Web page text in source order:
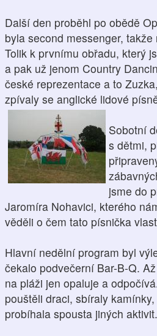
Další den proběhl po obědě
byla second messenger,
Tolik k prvnímu obřadu, který
a pak už jenom Country
české reprezentace a to
zpívaly se anglické lidové
Sobotní
s dětmi,
jsme do
Jaromíra Nohavici, kterého
věděli o čem tato písnička
Hlavní nedělní program byl
čekalo podvečerní Bar-B-Q.
na pláži jen opaluje a
pouštěli draci, sbíraly
probíhala spousta jiných